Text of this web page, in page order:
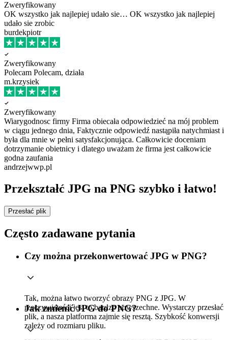
Zweryfikowany
OK wszystko jak najlepiej udało sie… OK wszystko jak najlepiej
udało sie zrobic
burdekpiotr
Zweryfikowany
Polecam Polecam, działa
m.krzysiek
Zweryfikowany
Wiarygodnosc firmy Firma obiecała odpowiedzieć na mój problem
w ciągu jednego dnia, Faktycznie odpowiedź nastąpiła natychmiast i
była dla mnie w pełni satysfakcjonująca. Całkowicie doceniam
dotrzymanie obietnicy i dlatego uważam że firma jest całkowicie
godna zaufania
andrzejwwp.pl
Przekształć JPG na PNG szybko i łatwo!
Przesłać plik
Często zadawane pytania
Czy można przekonwertować JPG w PNG?
Tak, można łatwo tworzyć obrazy PNG z JPG. W
rzeczywistości jest to bardzo powszechne. Wystarczy przesłać
plik, a nasza platforma zajmie się resztą. Szybkość konwersji
zależy od rozmiaru pliku.
Jak zmienić JPG do PNG?